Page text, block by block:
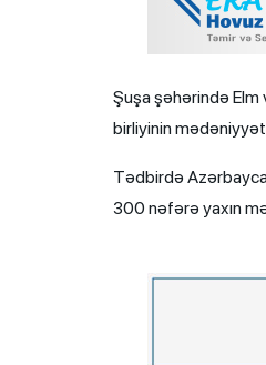
Şuşa şəhərində Elm
birliyinin mədəniyyət
Tədbirdə
300 nəfərə yaxın